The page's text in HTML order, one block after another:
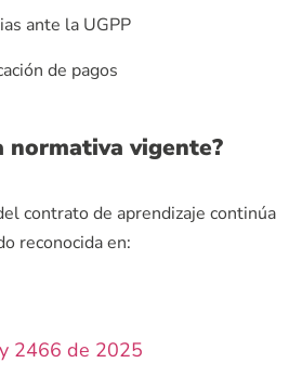
ante la UGPP
de pagos
normativa vigente?
contrato de aprendizaje continúa
reconocida en:
2466 de 2025